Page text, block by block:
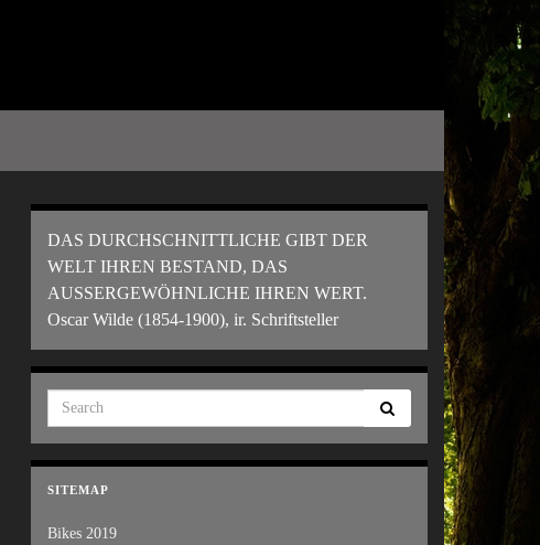
DAS DURCHSCHNITTLICHE GIBT DER
WELT IHREN BESTAND, DAS
AUSSERGEWÖHNLICHE IHREN WERT.
Oscar Wilde (1854-1900), ir. Schriftsteller
SITEMAP
Bikes 2019